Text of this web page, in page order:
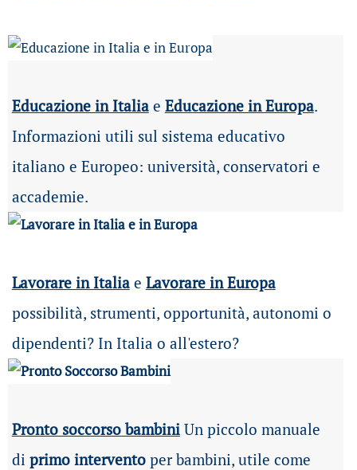
Educazione in Italiae Educazione in Europa.
Informazioni utili sul sistema educativo
italiano e Europeo: università, conservatori e
accademie.
Lavorare in Italia e Lavorare in Europa
possibilità, strumenti, opportunità, autonomi o
dipendenti? In Italia o all'estero?
Pronto soccorso bambiniUn piccolo manuale
di primo interventoper bambini, utile come